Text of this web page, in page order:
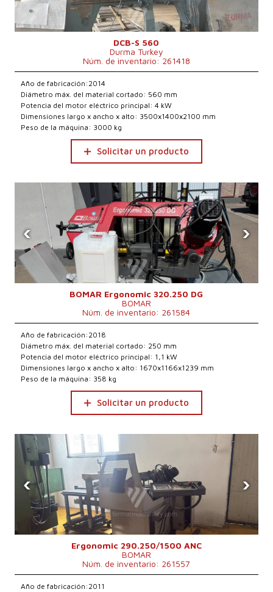
DCB-S 560
Durma Turkey
Núm. de inventario: 261418
Año de fabricación:2014
Diámetro máx. del material cortado: 560 mm
Potencia del motor eléctrico principal: 4 kW
Dimensiones largo x ancho x alto: 3500x1400x2100 mm
Peso de la máquina: 3000 kg
Solicitar un producto
‹ ›
BOMAR Ergonomic 320.250 DG
BOMAR
Núm. de inventario: 261584
Año de fabricación:2018
Diámetro máx. del material cortado: 250 mm
Potencia del motor eléctrico principal: 1,1 kW
Dimensiones largo x ancho x alto: 1670x1166x1239 mm
Peso de la máquina: 358 kg
Solicitar un producto
‹ ›
Ergonomic 290.250/1500 ANC
BOMAR
Núm. de inventario: 261557
Año de fabricación:2011